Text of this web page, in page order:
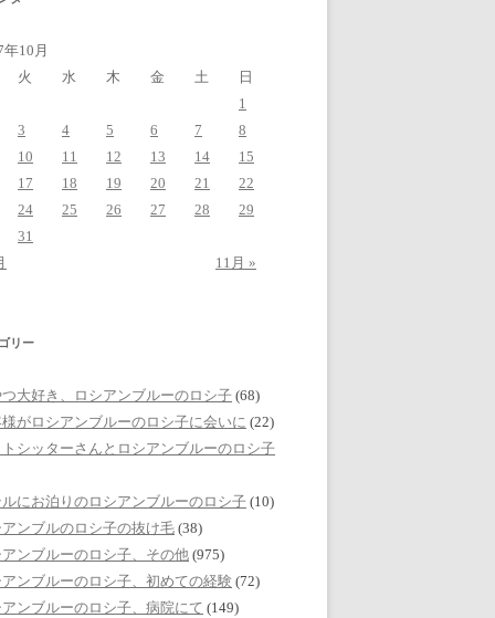
年10月
火
水 木 金 土
日
1
3
4 5 6 7
8
10
11 12 13 14
15
17
18 19 20 21
22
24
25 26 27 28
29
31
11月 »
リー
大好き、ロシアンブルーのロシ子 (68)
がロシアンブルーのロシ子に会いに (22)
シッターさんとロシアンブルーのロシ子
にお泊りのロシアンブルーのロシ子 (10)
ンブルのロシ子の抜け毛 (38)
ンブルーのロシ子、その他 (975)
ンブルーのロシ子、初めての経験 (72)
ンブルーのロシ子、病院にて (149)